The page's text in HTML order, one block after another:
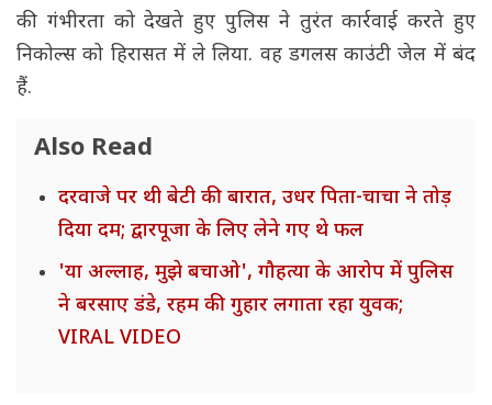
की गंभीरता को देखते हुए पुलिस ने तुरंत कार्रवाई करते हुए
निकोल्स को हिरासत में ले लिया. वह डगलस काउंटी जेल में बंद
हैं.
Also Read
दरवाजे पर थी बेटी की बारात, उधर पिता-चाचा ने तोड़
दिया दम; द्वारपूजा के लिए लेने गए थे फल
'या अल्लाह, मुझे बचाओ', गौहत्या के आरोप में पुलिस
ने बरसाए डंडे, रहम की गुहार लगाता रहा युवक;
VIRAL VIDEO